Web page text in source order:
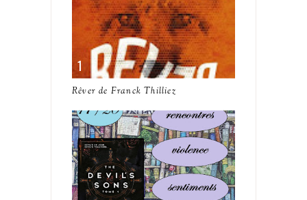
Rêver de Franck Thilliez